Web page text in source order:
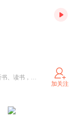
读书可以治愈一切迷茫，欢迎和我一起听书、读书，一起成长
加关注